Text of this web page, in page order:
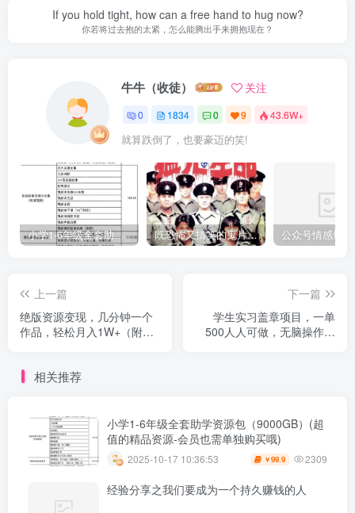
If you hold tight, how can a free hand to hug now?
你若将过去抱的太紧，怎么能腾出手来拥抱现在？
牛牛（收徒） 关注
0 1834 0 9 43.6W+
就算跌倒了，也要豪迈的笑!
小学1-6年级全套助学资源包（9000GB）(超值的精品资源-会员也需单独购买哦) 既恐怖又搞笑的鬼片（10部猛鬼恐怖片都是喜剧片）
上一篇
绝版资源变现，几分钟一个
作品，轻松月入1W+（附全
下一篇
学生实习盖章项目，一单
500人人可做，无脑操作，
相关推荐
小学1-6年级全套助学资源包（9000GB）(超
值的精品资源-会员也需单独购买哦)
2025-10-17 10:36:53 ￥99.9 2309
经验分享之我们要成为一个持久赚钱的人